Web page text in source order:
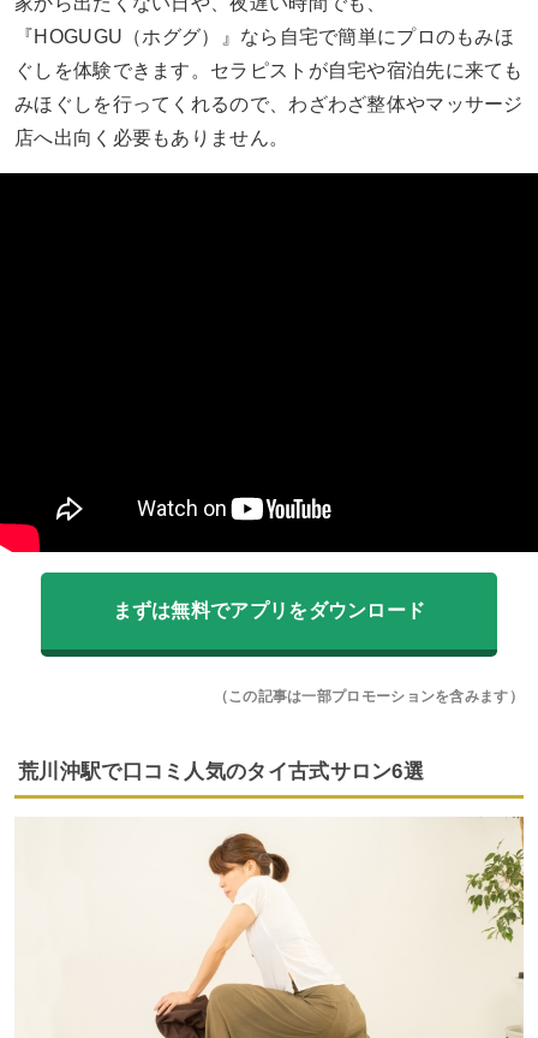
『HOGUGU（ホググ）』なら自宅で簡単にプロのもみほ
ぐしを体験できます。セラピストが自宅や宿泊先に来ても
みほぐしを行ってくれるので、わざわざ整体やマッサージ
店へ出向く必要もありません。
まずは無料でアプリをダウンロード
（この記事は一部プロモーションを含みます）
荒川沖駅で口コミ人気のタイ古式サロン6選